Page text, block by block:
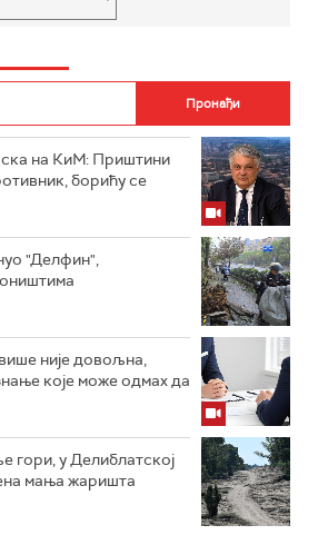
на КиМ: Приштини
борићу се
"Делфин",
није довољна,
које може одмах да
гори, у Делиблатској
мања жаришта